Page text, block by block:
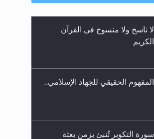
هل يجوز فتح مشروع كوافير نسائي
للمحجبات وغير المحجبات؟
لا ناسخ ولا منسوخ في القرآن
الكريم
المفهوم الحقيقي للجهاد الإسلامي..
سورة التكوير تُنبئ بزمن بعثة